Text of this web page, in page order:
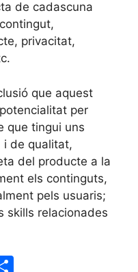
de cadascuna
privacitat,
que aquest
per
que tingui uns
i de qualitat,
del producte a la
els continguts,
pels usuaris;
skills relacionades